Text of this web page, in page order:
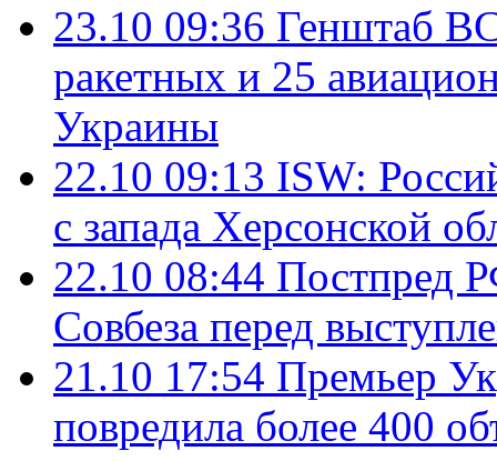
23.10 09:36 Генштаб
ракетных и 25
Украины
22.10 09:13 ISW:
с запада Херсонской
22.10 08:44 Постпред
Совбеза перед
21.10 17:54 Премьер
повредила более 400